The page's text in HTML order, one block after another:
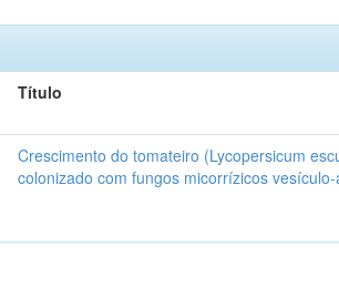
Título
Crescimento do tomateiro (Lycopersicum
colonizado com fungos micorrízicos